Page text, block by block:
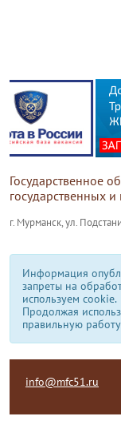
Государственное
государственных
г. Мурманск, ул.
Информация
запреты на
используем сookie.
Продолжая
правильную
info@mfc51.ru